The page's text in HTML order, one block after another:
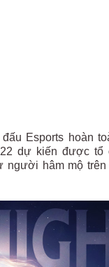
Esports hoàn
dự kiến được
người hâm mộ